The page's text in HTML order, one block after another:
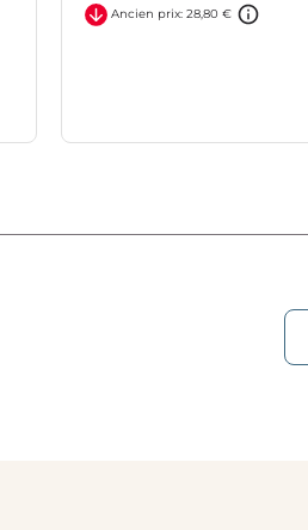
Ancien prix: 28,80 €